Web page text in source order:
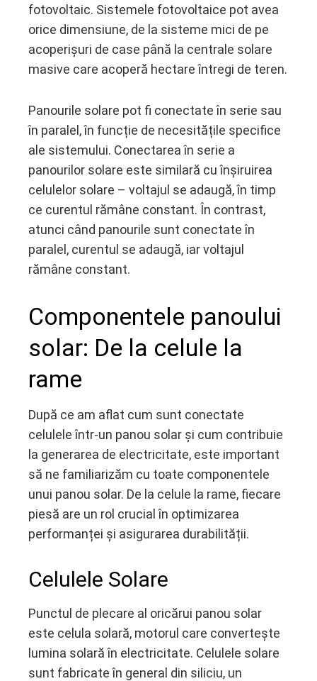
fotovoltaic. Sistemele fotovoltaice pot avea
orice dimensiune, de la sisteme mici de pe
acoperișuri de case până la centrale solare
masive care acoperă hectare întregi de teren.
Panourile solare pot fi conectate în serie sau
în paralel, în funcție de necesitățile specifice
ale sistemului. Conectarea în serie a
panourilor solare este similară cu înșiruirea
celulelor solare – voltajul se adaugă, în timp
ce curentul rămâne constant. În contrast,
atunci când panourile sunt conectate în
paralel, curentul se adaugă, iar voltajul
rămâne constant.
Componentele panoului
solar: De la celule la
rame
După ce am aflat cum sunt conectate
celulele într-un panou solar și cum contribuie
la generarea de electricitate, este important
să ne familiarizăm cu toate componentele
unui panou solar. De la celule la rame, fiecare
piesă are un rol crucial în optimizarea
performanței și asigurarea durabilității.
Celulele Solare
Punctul de plecare al oricărui panou solar
este celula solară, motorul care convertește
lumina solară în electricitate. Celulele solare
sunt fabricate în general din siliciu, un